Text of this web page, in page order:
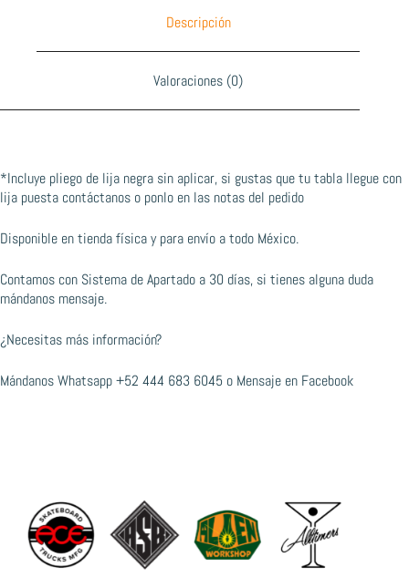
Descripción
Valoraciones (0)
*Incluye pliego de lija negra sin aplicar, si gustas que tu tabla llegue con
lija puesta contáctanos o ponlo en las notas del pedido
Disponible en tienda física y para envío a todo México.
Contamos con Sistema de Apartado a 30 días, si tienes alguna duda
mándanos mensaje.
¿Necesitas más información?
Mándanos Whatsapp+52 444 683 6045 o Mensaje en Facebook